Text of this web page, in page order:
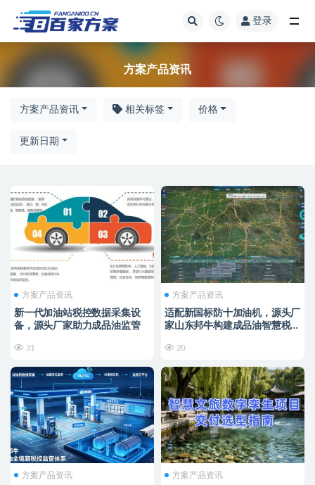
登录
方案产品资讯
方案产品资讯 相关标签 价格
更新日期
方案产品资讯
新一代加油站税控数据采集设
备，源头厂家助力成品油监管
31
方案产品资讯
适配新国标防十加油机，源头厂
家山东邦牛构建成品油智慧税控
20
方案产品资讯 方案产品资讯